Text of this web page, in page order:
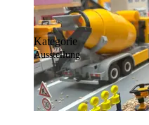
Kategorie
Ausstellung